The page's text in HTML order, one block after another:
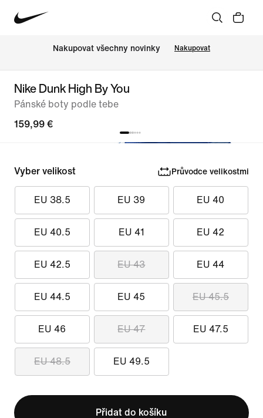
Nakupovat všechny novinky Nakupovat
Nike Dunk High By You
Pánské boty podle tebe
159,99 €
Vyber velikost Průvodce velikostmi
EU 38.5 EU 39 EU 40
EU 40.5 EU 41 EU 42
EU 42.5 EU 43 EU 44
EU 44.5 EU 45 EU 45.5
EU 46 EU 47 EU 47.5
EU 48.5 EU 49.5
Přidat do košíku